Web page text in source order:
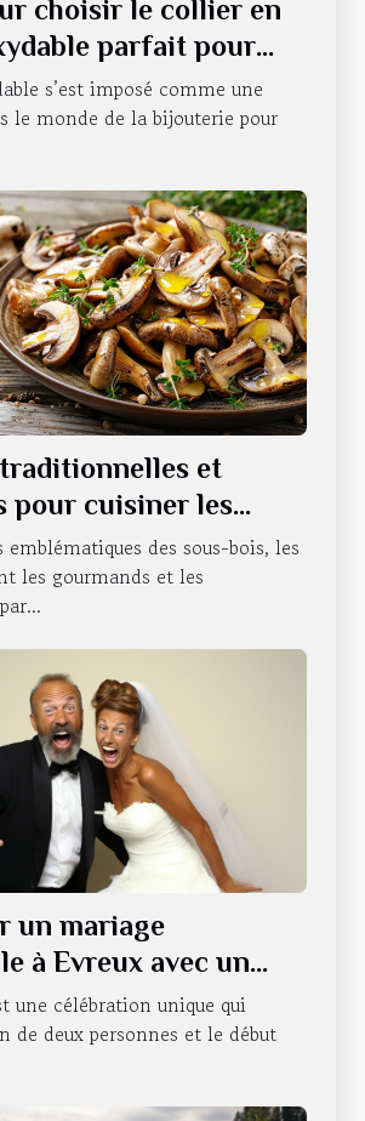
choisir le collier en
parfait pour
s’est imposé comme une
le monde de la bijouterie pour
et
pour cuisiner les
des sous-bois, les
les gourmands et les
un mariage
à Evreux avec un
une célébration unique qui
de deux personnes et le début